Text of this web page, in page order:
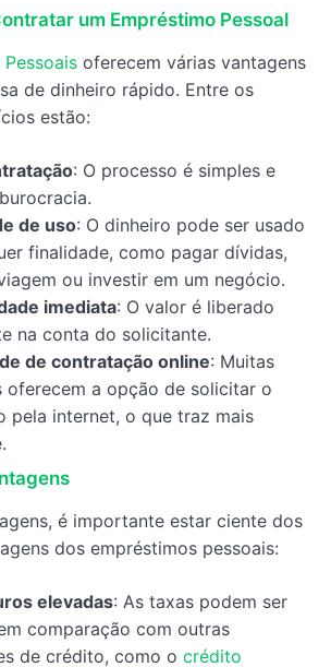
um Empréstimo Pessoal
oferecem várias vantagens
de dinheiro rápido. Entre os
estão:
: O processo é simples e
de uso: O dinheiro pode ser usado
finalidade, como pagar dívidas,
ou investir em um negócio.
imediata: O valor é liberado
na conta do solicitante.
de contratação online: Muitas
oferecem a opção de solicitar o
pela internet, o que traz mais
é importante estar ciente dos
dos empréstimos pessoais:
elevadas: As taxas podem ser
comparação com outras
de crédito, como o crédito